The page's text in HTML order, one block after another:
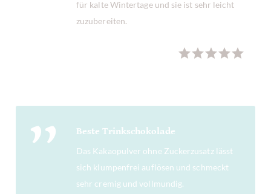
für kalte Wintertage und sie ist sehr leicht
zuzubereiten.
Beste Trinkschokolade
Das Kakaopulver ohne Zuckerzusatz lässt
sich klumpenfrei auflösen und schmeckt
sehr cremig und vollmundig.